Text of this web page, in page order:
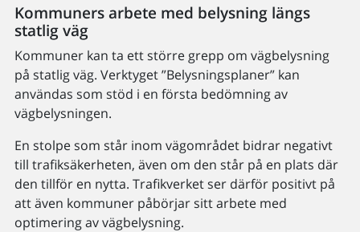
Kommuners arbete med belysning längs
statlig väg
Kommuner kan ta ett större grepp om vägbelysning
på statlig väg. Verktyget ”Belysningsplaner” kan
användas som stöd i en första bedömning av
vägbelysningen.
En stolpe som står inom vägområdet bidrar negativt
till trafiksäkerheten, även om den står på en plats där
den tillför en nytta. Trafikverket ser därför positivt på
att även kommuner påbörjar sitt arbete med
optimering av vägbelysning.